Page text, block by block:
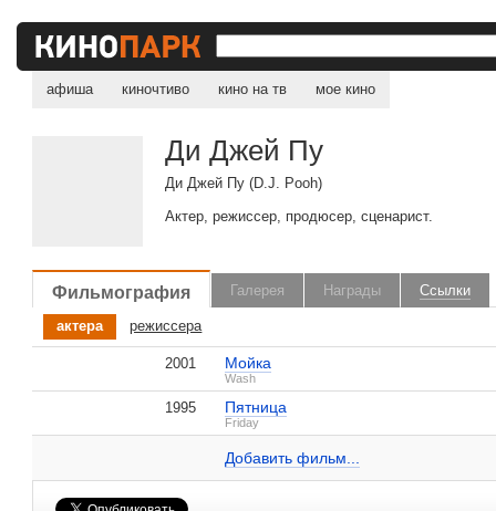
афиша киночтиво кино на тв мое кино
Ди Джей Пу
Ди Джей Пу (D.J. Pooh)
Актер, режиссер, продюсер, сценарист.
Фильмография Галерея Награды Ссылки
актера режиссера
2001 Мойка
Wash
1995 Пятница
Friday
Добавить фильм...
2001 Мойка
Wash
Добавить фильм...
Ди Джей Пу на IMDB.com